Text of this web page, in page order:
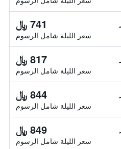
741 ﷼
سعر الليلة شامل الرسوم
817 ﷼
سعر الليلة شامل الرسوم
844 ﷼
سعر الليلة شامل الرسوم
849 ﷼
سعر الليلة شامل الرسوم